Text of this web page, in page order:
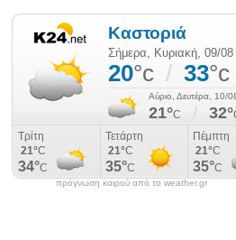
πρόγνωση καιρού από το weather.gr